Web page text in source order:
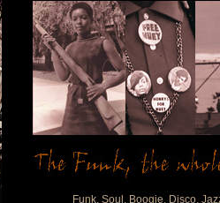
Funk, Soul, Boogie, Disco,